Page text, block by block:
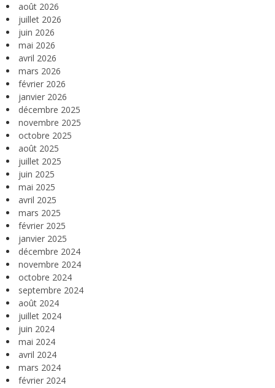
août 2026
juillet 2026
juin 2026
mai 2026
avril 2026
mars 2026
février 2026
janvier 2026
décembre 2025
novembre 2025
octobre 2025
août 2025
juillet 2025
juin 2025
mai 2025
avril 2025
mars 2025
février 2025
janvier 2025
décembre 2024
novembre 2024
octobre 2024
septembre 2024
août 2024
juillet 2024
juin 2024
mai 2024
avril 2024
mars 2024
février 2024